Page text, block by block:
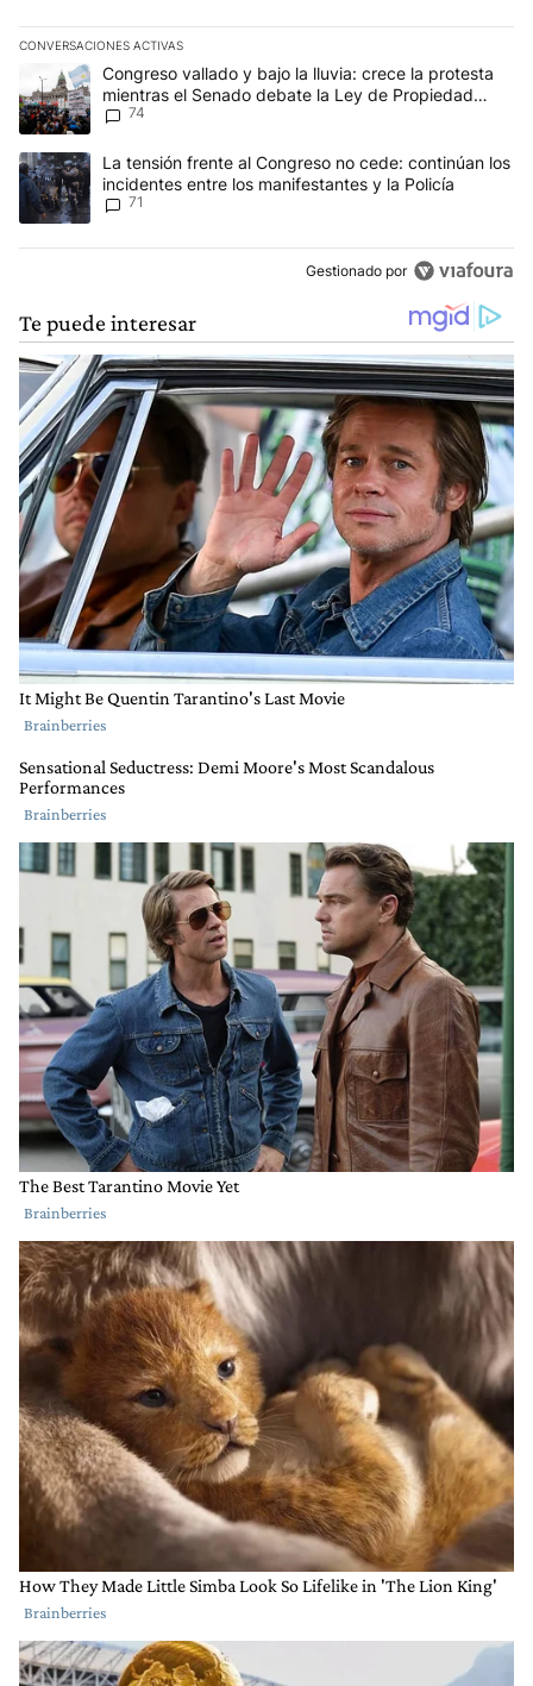
CONVERSACIONES ACTIVAS
Un artículo de tendencia con el título "Congreso vallado y bajo
Congreso vallado y bajo la lluvia: crece la protesta
mientras el Senado debate la Ley de Propiedad
Privada
74
Un artículo de tendencia con el título "La tensión frente al
La tensión frente al Congreso no cede: continúan los
incidentes entre los manifestantes y la Policía
71
Gestionado por